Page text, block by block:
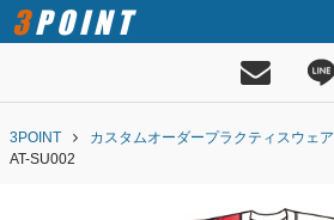
3POINT
3POINT カスタムオーダープラクティスウェア
AT-SU002